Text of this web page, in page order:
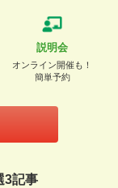
説明会
オンライン開催も！
簡単予約
3記事